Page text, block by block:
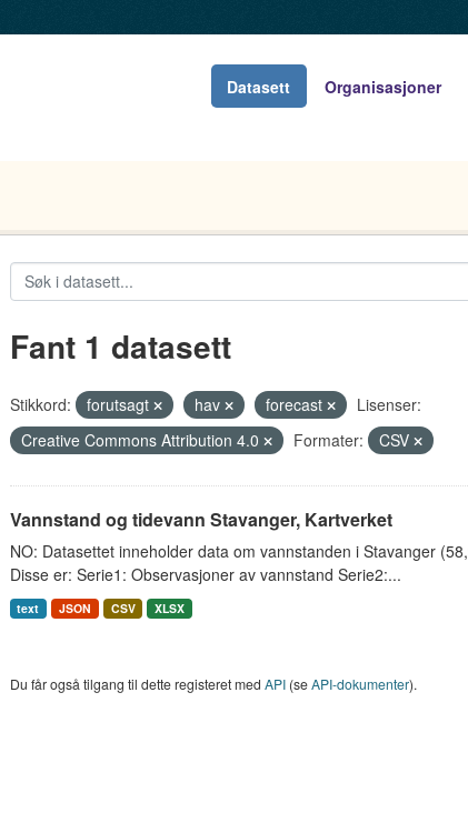
Datasett Organisasjoner
Fant 1 datasett
Stikkord: forutsagt hav forecast
Lisenser:
Creative Commons Attribution 4.0
Formater: CSV
Vannstand og tidevann Stavanger, Kartverket
NO: Datasettet inneholder data om vannstanden i Stavanger
Disse er: Serie1: Observasjoner av vannstand Serie2:...
text JSON CSV XLSX
Du får også tilgang til dette registeret med API(seAPI-dokumenter).